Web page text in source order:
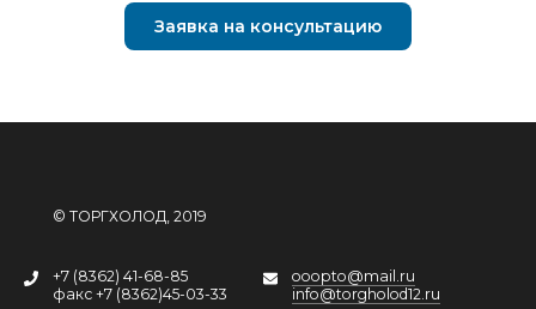
Заявка на консультацию
© ТОРГХОЛОД, 2019
+7 (8362) 41-68-85
факс +7 (8362)45-03-33
ooopto@mail.ru
info@torgholod12.ru